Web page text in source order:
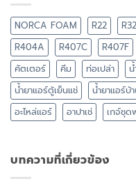
NORCA FOAM R22 R32
R404A
R407C R407F
คัตเตอร์
คีม ท่อเปล่า
น้ำยาแอร์ตู้เย็นแช่
น้ำยาแอร์บ้
อะไหล่แอร์
อาปาเช่ เกจ์ชุด
บทความที่เกี่ยวข้อง